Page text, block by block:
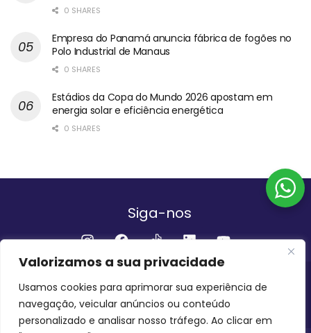
Valorizamos a sua privacidade
Usamos cookies para aprimorar sua experiência de
navegação, veicular anúncios ou conteúdo
personalizado e analisar nosso tráfego. Ao clicar em
0 SHARES
Empresa do Panamá anuncia fábrica de fogões no
Polo Industrial de Manaus
0 SHARES
Estádios da Copa do Mundo 2026 apostam em
energia solar e eficiência energética
0 SHARES
Siga-nos
Institucional
QUEM SOMOS FALE CONOSCO